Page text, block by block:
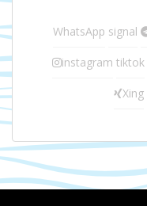
WhatsApp signal
instagram tiktok
Xing